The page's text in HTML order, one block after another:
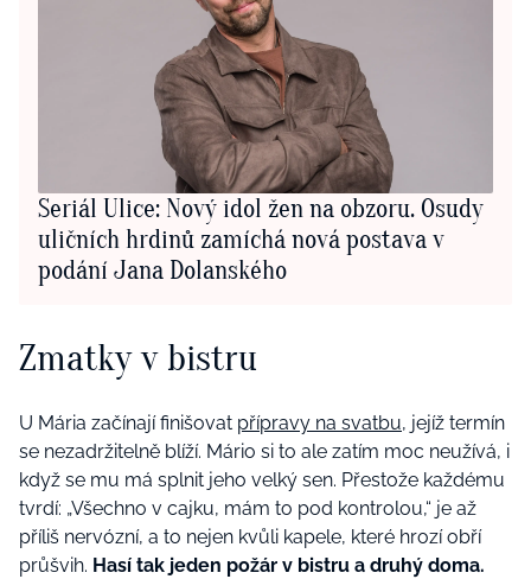
Seriál Ulice: Nový idol žen na obzoru. Osudy
uličních hrdinů zamíchá nová postava v
podání Jana Dolanského
Zmatky v bistru
U Mária začínají finišovat přípravy na svatbu, jejíž termín
se nezadržitelně blíží. Mário si to ale zatím moc neužívá, i
když se mu má splnit jeho velký sen. Přestože každému
tvrdí: „Všechno v cajku, mám to pod kontrolou,“ je až
příliš nervózní, a to nejen kvůli kapele, které hrozí obří
průšvih. Hasí tak jeden požár v bistru a druhý doma.